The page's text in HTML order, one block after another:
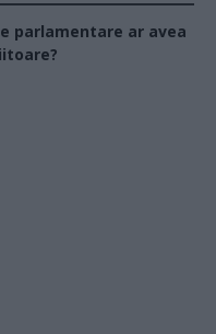
parlamentare ar avea